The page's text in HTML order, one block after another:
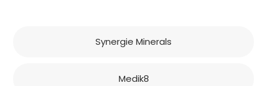
Synergie Minerals
Medik8